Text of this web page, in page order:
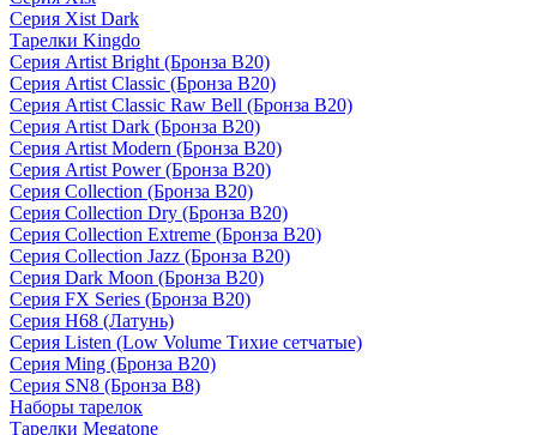
Серия Xist Dark
Тарелки Kingdo
Серия Artist Bright (Бронза B20)
Серия Artist Classic (Бронза B20)
Серия Artist Classic Raw Bell (Бронза B20)
Серия Artist Dark (Бронза B20)
Серия Artist Modern (Бронза B20)
Серия Artist Power (Бронза B20)
Серия Collection (Бронза B20)
Серия Collection Dry (Бронза B20)
Серия Collection Extreme (Бронза B20)
Серия Collection Jazz (Бронза B20)
Серия Dark Moon (Бронза B20)
Серия FX Series (Бронза B20)
Серия H68 (Латунь)
Серия Listen (Low Volume Тихие сетчатые)
Серия Ming (Бронза B20)
Серия SN8 (Бронза B8)
Наборы тарелок
Тарелки Megatone